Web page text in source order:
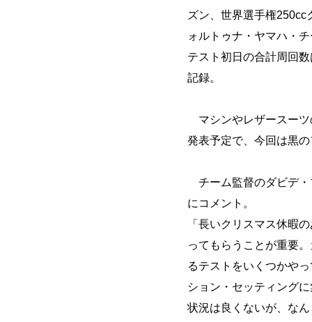
ズン、世界選手権250cc
ォルトゥナ・ヤマハ・
テスト初日の合計周回
記録。
マシンやレザースーツ
発表予定で、今回は黒
チーム監督のダビデ・
にコメント。
「長いクリスマス休暇
ってもらうことが重要
るテストをいくつかや
ション・セッティング
状況は良くないが、な